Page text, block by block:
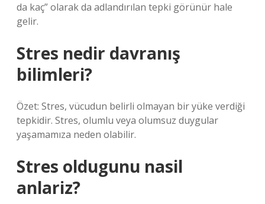
da kaç” olarak da adlandırılan tepki görünür hale
gelir.
Stres nedir davranış
bilimleri?
Özet: Stres, vücudun belirli olmayan bir yüke verdiği
tepkidir. Stres, olumlu veya olumsuz duygular
yaşamamıza neden olabilir.
Stres oldugunu nasil
anlariz?